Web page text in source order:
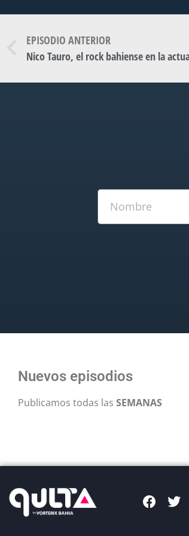
EPISODIO ANTERIOR
Nico Tauro, el rock bahiense en la
Nuevos episodios
Publicamos todas las SEMANAS